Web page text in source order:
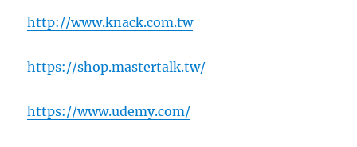
http://www.knack.com.tw
https://shop.mastertalk.tw/
https://www.udemy.com/